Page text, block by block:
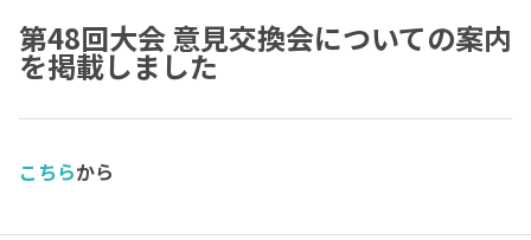
第48回大会 意見交換会についての案内
を掲載しました
こちらから